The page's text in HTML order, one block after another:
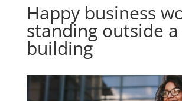
Happy business
standing outside
building